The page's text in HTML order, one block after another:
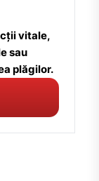
vitale,
sau
plăgilor.